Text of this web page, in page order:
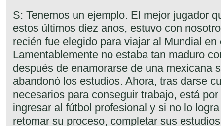
S: Tenemos un ejemplo. El mejor jugador
estos últimos diez años, estuvo con
recién fue elegido para viajar al Mundial en
Lamentablemente no estaba tan maduro
después de enamorarse de una mexicana
abandonó los estudios. Ahora, tras darse
necesarios para conseguir trabajo, está
ingresar al fútbol profesional y si no lo
retomar su proceso, completar sus